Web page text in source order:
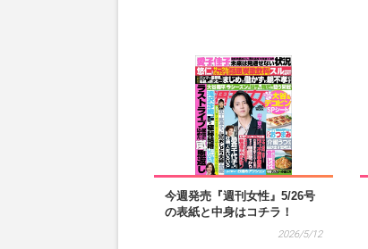
今週発売『週刊女性』5/26号
の表紙と中身はコチラ！
2026/5/12